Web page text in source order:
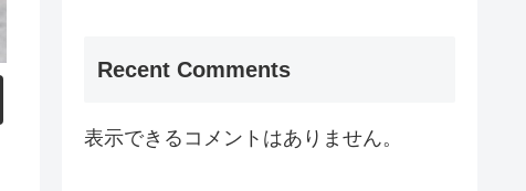
Recent Comments
表示できるコメントはありません。